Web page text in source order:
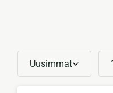
Uusimmat